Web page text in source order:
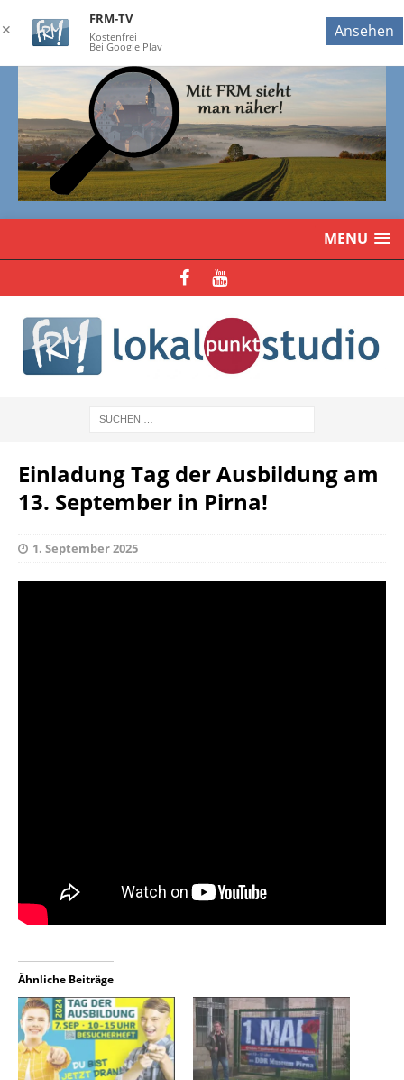
MENU
Einladung Tag der Ausbildung am
13. September in Pirna!
1. September 2025
Ähnliche Beiträge
✕
FRM-TV
Kostenfrei
Bei Google Play
Ansehen